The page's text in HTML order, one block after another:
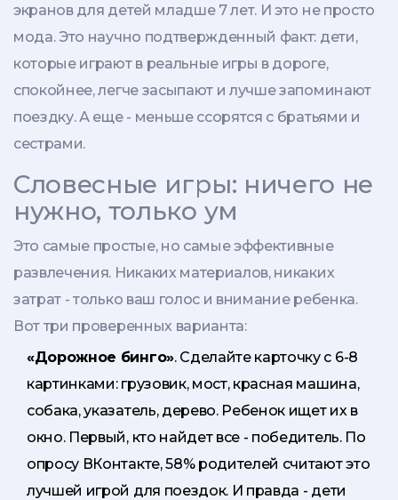
экранов для детей младше 7 лет. И это не просто
мода. Это научно подтвержденный факт: дети,
которые играют в реальные игры в дороге,
спокойнее, легче засыпают и лучше запоминают
поездку. А еще - меньше ссорятся с братьями и
сестрами.
Словесные игры: ничего не
нужно, только ум
Это самые простые, но самые эффективные
развлечения. Никаких материалов, никаких
затрат - только ваш голос и внимание ребенка.
Вот три проверенных варианта:
«Дорожное бинго». Сделайте карточку с 6-8
картинками: грузовик, мост, красная машина,
собака, указатель, дерево. Ребенок ищет их в
окно. Первый, кто найдет все - победитель. По
опросу ВКонтакте, 58% родителей считают это
лучшей игрой для поездок. И правда - дети